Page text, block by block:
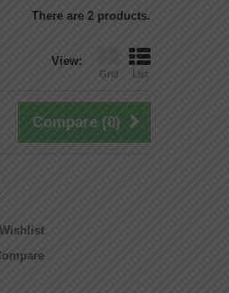
There are 2 products.
View:
Grid List
Compare (0)